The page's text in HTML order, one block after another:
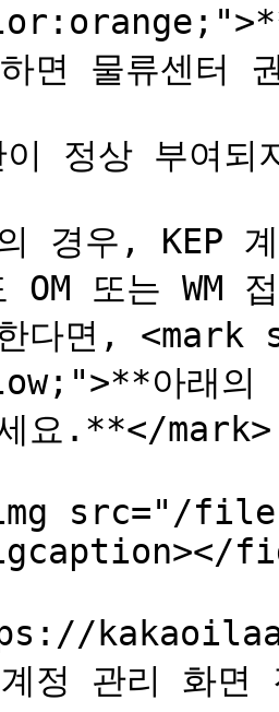
면 물류센터
정상 부여되
경우, KEP
OM 또는 WM
한다면,
아래의
요.**</mark>
src="/
정 관리 화면